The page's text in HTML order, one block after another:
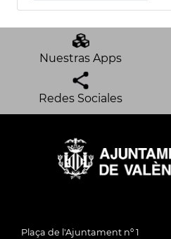
Nuestras Apps
Redes Sociales
Plaça de l'Ajuntament nº 1